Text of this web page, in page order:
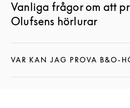
Vanliga frågor om att
Olufsens hörlurar
VAR KAN JAG PROVA B&O-
KLICKA FÖR ATT